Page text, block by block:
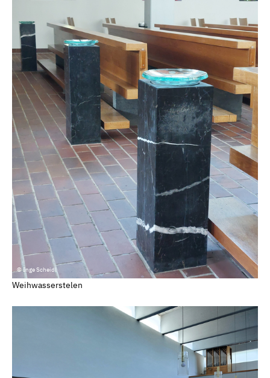
© Inge Scheidl
Weihwasserstelen